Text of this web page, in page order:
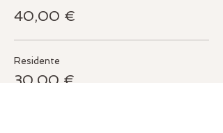
40,00 €
Residente
30,00 €